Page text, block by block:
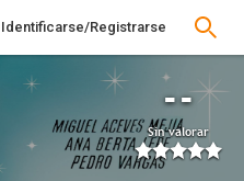
Identificarse/Registrarse
--
Sin valorar